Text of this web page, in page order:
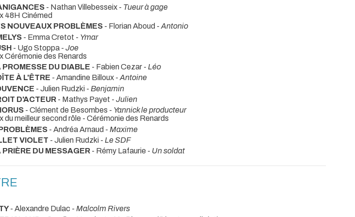
- Nathan Villebesseix - Tueur à gage
48H Cinémed
NOUVEAUX PROBLÈMES - Florian Aboud - Antonio
- Emma Cretot - Ymar
- Ugo Stoppa - Joe
Cérémonie des Renards
PROMESSE DU DIABLE - Fabien Cezar - Léo
À L'ÊTRE - Amandine Billoux -Antoine
- Julien Rudzki - Benjamin
D'ACTEUR - Mathys Payet - Julien
- Clément de Besombes - Yannick le producteur
du meilleur second rôle - Cérémonie des Renards
- Andréa Arnaud - Maxime
VIOLET - Julien Rudzki - Le SDF
PRIÈRE DU MESSAGER - Rémy Lafaurie - Un soldat
- Alexandre Dulac - Malcolm Rivers